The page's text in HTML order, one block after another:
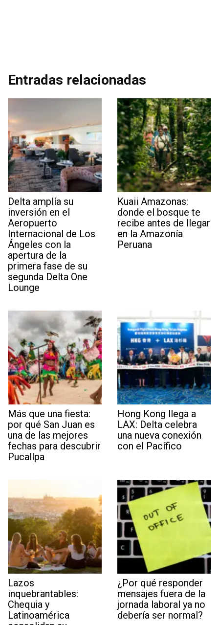
Entradas relacionadas
Delta amplía su
inversión en el
Aeropuerto
Internacional de Los
Ángeles con la
apertura de la
primera fase de su
segunda Delta One
Lounge
Kuaii Amazonas:
donde el bosque te
recibe antes de llegar
en la Amazonía
Peruana
Más que una fiesta:
por qué San Juan es
una de las mejores
fechas para descubrir
Pucallpa
Hong Kong llega a
LAX: Delta celebra
una nueva conexión
con el Pacífico
Lazos
inquebrantables:
Chequia y
Latinoamérica
¿Por qué responder
mensajes fuera de la
jornada laboral ya no
debería ser normal?